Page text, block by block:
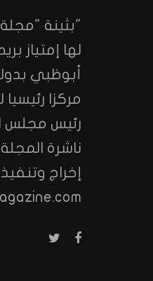
"بثينة
لها إمتياز
أبوظبي
مركزا رئيسيا
رئيس مجلس
ناشرة
إخراج